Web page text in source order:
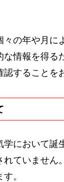
の年や月に
な情報を得る
することを
学において誕
れていません
。